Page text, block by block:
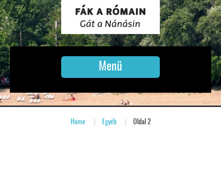
Menü
Home Egyéb Oldal 2